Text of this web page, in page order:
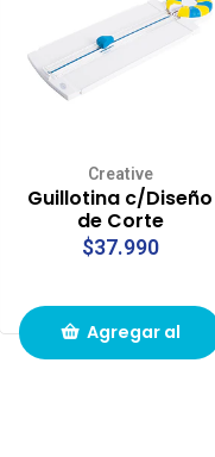
Creative
Guillotina c/Diseño
de Corte
$37.990
Agregar al